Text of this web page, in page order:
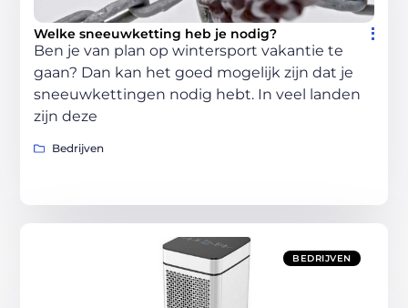
Welke sneeuwketting heb je nodig?
Ben je van plan op wintersport vakantie te
gaan? Dan kan het goed mogelijk zijn dat je
sneeuwkettingen nodig hebt. In veel landen
zijn deze
Bedrijven
BEDRIJVEN